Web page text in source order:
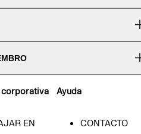
corporativa
EN
Ayuda
CONTACTO